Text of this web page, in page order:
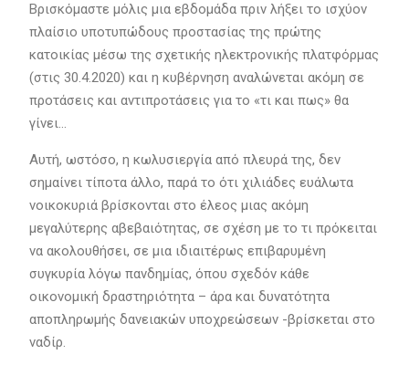
Βρισκόμαστε μόλις μια εβδομάδα πριν λήξει το ισχύον
πλαίσιο υποτυπώδους προστασίας της πρώτης
κατοικίας μέσω της σχετικής ηλεκτρονικής πλατφόρμας
(στις 30.4.2020) και η κυβέρνηση αναλώνεται ακόμη σε
προτάσεις και αντιπροτάσεις για το «τι και πως» θα
γίνει…
Αυτή, ωστόσο, η κωλυσιεργία από πλευρά της, δεν
σημαίνει τίποτα άλλο, παρά το ότι χιλιάδες ευάλωτα
νοικοκυριά βρίσκονται στο έλεος μιας ακόμη
μεγαλύτερης αβεβαιότητας, σε σχέση με το τι πρόκειται
να ακολουθήσει, σε μια ιδιαιτέρως επιβαρυμένη
συγκυρία λόγω πανδημίας, όπου σχεδόν κάθε
οικονομική δραστηριότητα – άρα και δυνατότητα
αποπληρωμής δανειακών υποχρεώσεων -βρίσκεται στο
ναδίρ.